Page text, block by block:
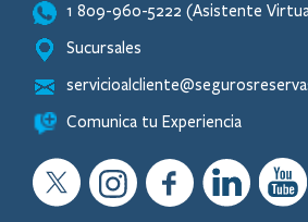
1 809-960-5222 (Asistente
Sucursales
Comunica tu Experiencia